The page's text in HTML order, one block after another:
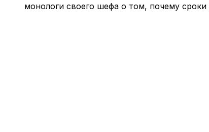
монологи своего шефа о том, почему